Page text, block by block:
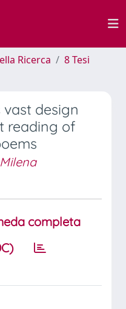
Ricerca
8 Tesi
vast design
reading of
completa